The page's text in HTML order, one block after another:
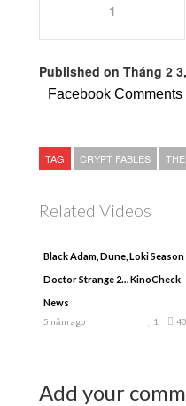
1
Published on Tháng 2
Facebook Comments
TAG CRYPT FABLES
Related Videos
Black Adam, Dune, Loki Season
Doctor Strange 2… KinoCheck
News
5 năm ago 1
Add your